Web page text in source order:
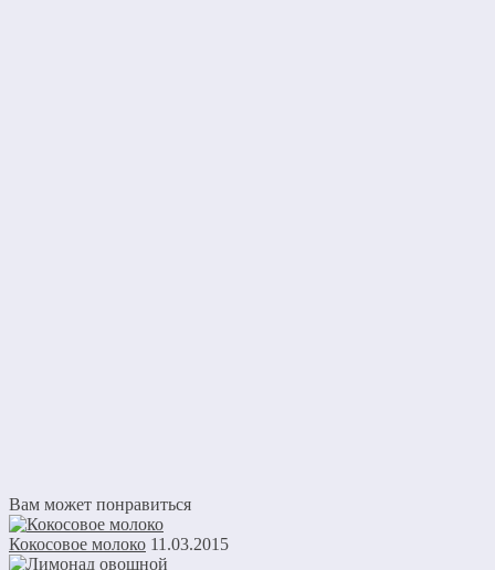
Вам может понравиться
Кокосовое молоко 11.03.2015